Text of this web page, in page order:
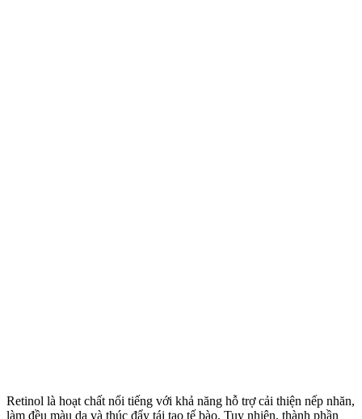
Retinol là hoạt chất nổi tiếng với khả năng hỗ trợ cải thiện nếp nhăn,
làm đều màu da và thúc đẩy tái tạo tế bào. Tuy nhiên, thành phần